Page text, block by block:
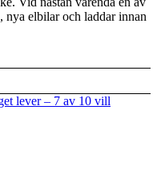
nya elbilar och laddar innan